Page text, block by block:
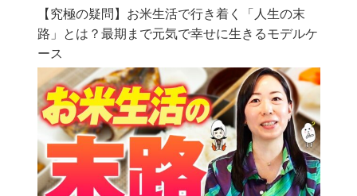
【究極の疑問】お米生活で行き着く「人生の末
路」とは？最期まで元気で幸せに生きるモデルケ
ース